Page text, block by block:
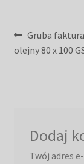
wpisu
Poprzedni
wpis:
Gruba
olejny 80 x 100
Dodaj
Twój adres